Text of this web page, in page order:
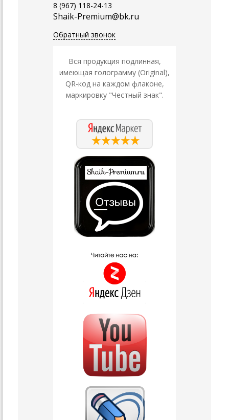
8 (967) 118-24-13
Shaik-Premium@bk.ru
Обратный звонок
Вся продукция подлинная,
имеющая голограмму (Original),
QR-код на каждом флаконе,
маркировку "Честный знак".